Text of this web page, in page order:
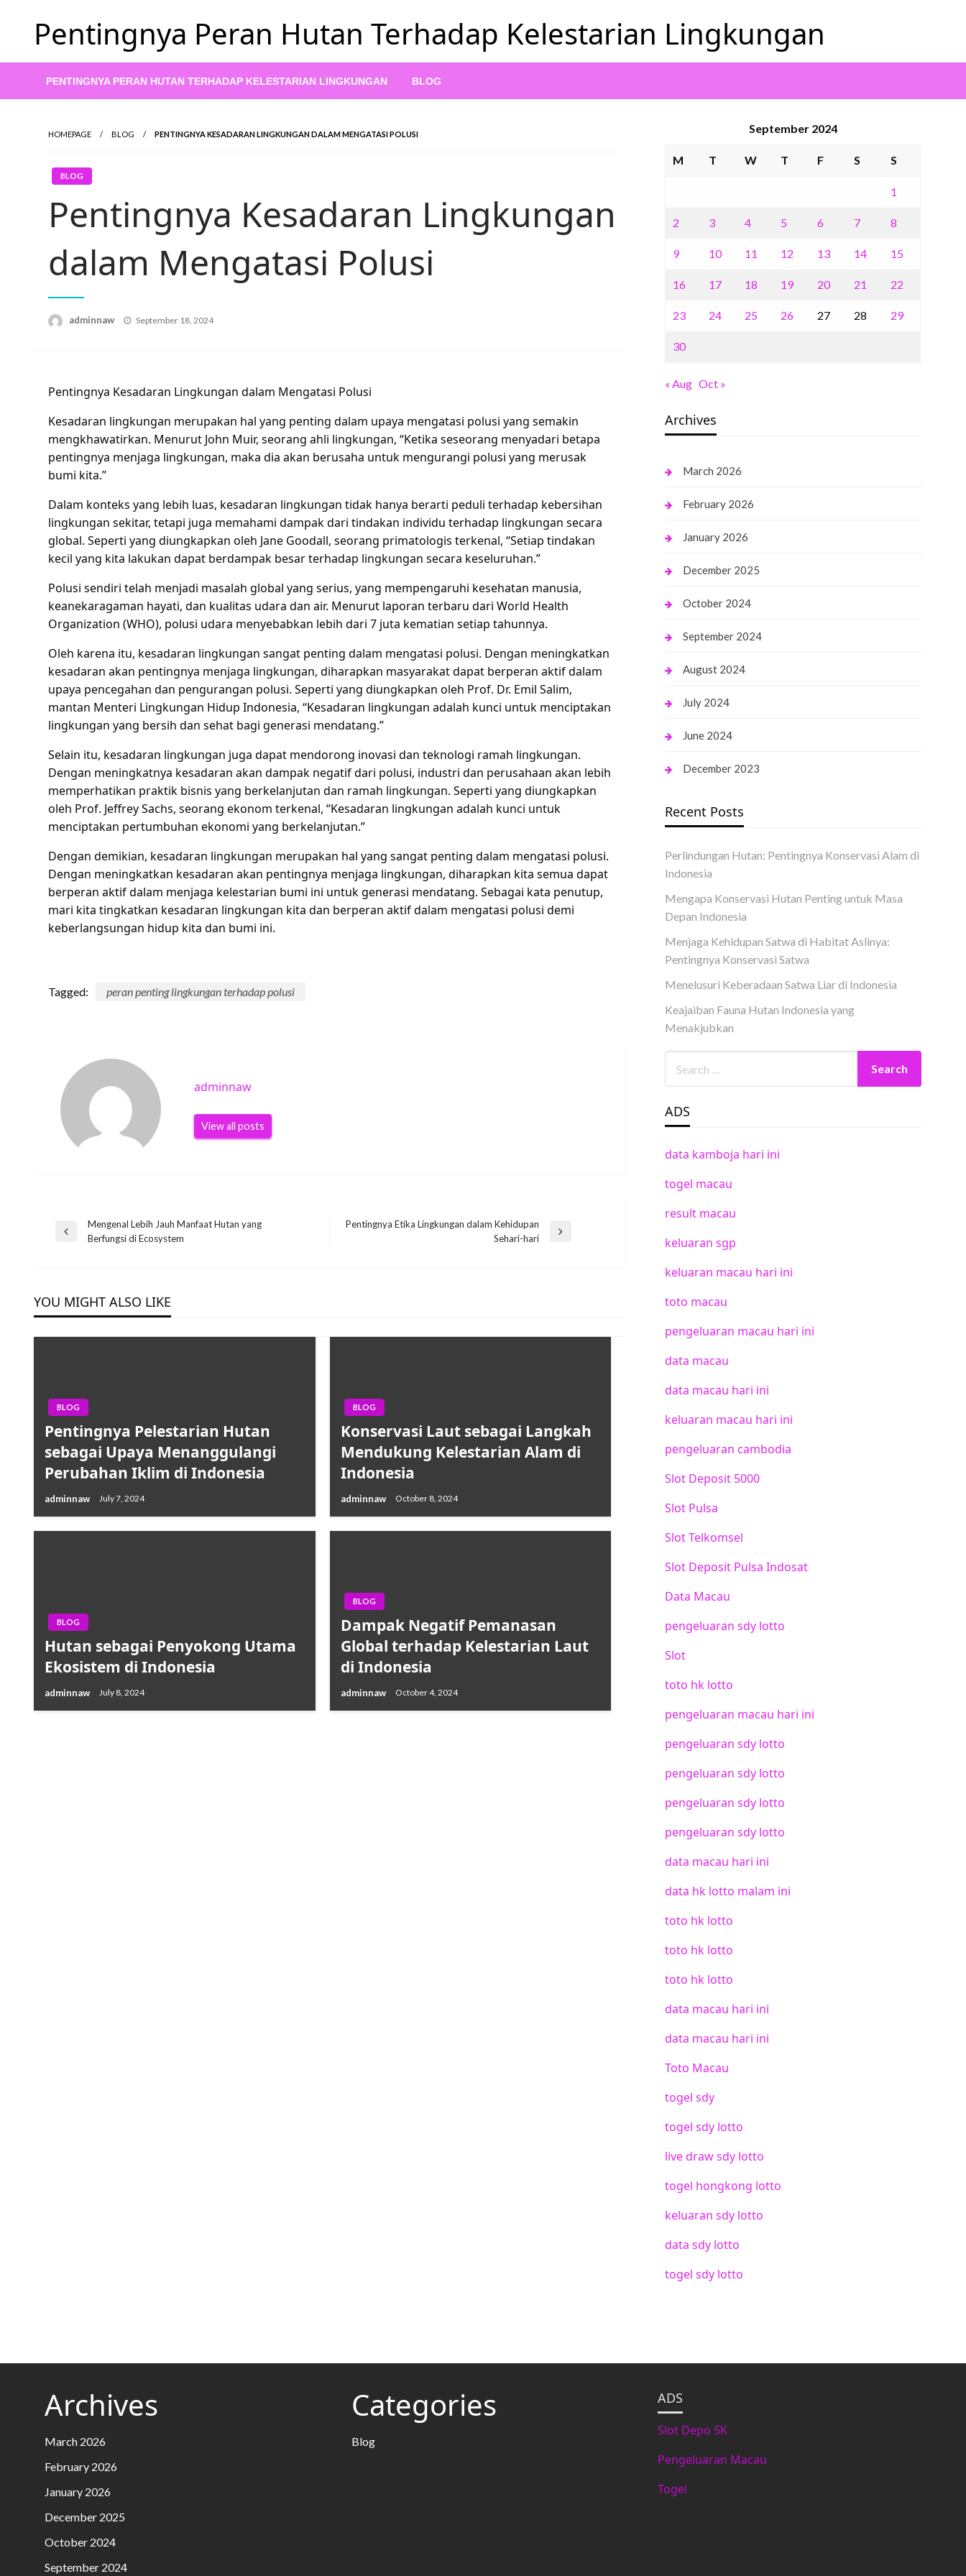
contentPentingnya Peran Hutan Terhadap Kelestarian Lingkungan
PENTINGNYA PERAN HUTAN TERHADAP KELESTARIAN LINGKUNGAN BLOG
HOMEPAGE BLOG PENTINGNYA KESADARAN LINGKUNGAN DALAM MENGATASI POLUSI
BLOG
Pentingnya Kesadaran Lingkungan
dalam Mengatasi Polusi
adminnaw
Posted
September 18, 2024
Pentingnya Kesadaran Lingkungan dalam Mengatasi Polusi
Kesadaran lingkungan merupakan hal yang penting dalam upaya mengatasi polusi yang semakin
mengkhawatirkan. Menurut John Muir, seorang ahli lingkungan, “Ketika seseorang menyadari betapa
pentingnya menjaga lingkungan, maka dia akan berusaha untuk mengurangi polusi yang merusak
bumi kita.”
Dalam konteks yang lebih luas, kesadaran lingkungan tidak hanya berarti peduli terhadap kebersihan
lingkungan sekitar, tetapi juga memahami dampak dari tindakan individu terhadap lingkungan secara
global. Seperti yang diungkapkan oleh Jane Goodall, seorang primatologis terkenal, “Setiap tindakan
kecil yang kita lakukan dapat berdampak besar terhadap lingkungan secara keseluruhan.”
Polusi sendiri telah menjadi masalah global yang serius, yang mempengaruhi kesehatan manusia,
keanekaragaman hayati, dan kualitas udara dan air. Menurut laporan terbaru dari World Health
Organization (WHO), polusi udara menyebabkan lebih dari 7 juta kematian setiap tahunnya.
Oleh karena itu, kesadaran lingkungan sangat penting dalam mengatasi polusi. Dengan meningkatkan
kesadaran akan pentingnya menjaga lingkungan, diharapkan masyarakat dapat berperan aktif dalam
upaya pencegahan dan pengurangan polusi. Seperti yang diungkapkan oleh Prof. Dr. Emil Salim,
mantan Menteri Lingkungan Hidup Indonesia, “Kesadaran lingkungan adalah kunci untuk menciptakan
lingkungan yang bersih dan sehat bagi generasi mendatang.”
Selain itu, kesadaran lingkungan juga dapat mendorong inovasi dan teknologi ramah lingkungan.
Dengan meningkatnya kesadaran akan dampak negatif dari polusi, industri dan perusahaan akan lebih
memperhatikan praktik bisnis yang berkelanjutan dan ramah lingkungan. Seperti yang diungkapkan
oleh Prof. Jeffrey Sachs, seorang ekonom terkenal, “Kesadaran lingkungan adalah kunci untuk
menciptakan pertumbuhan ekonomi yang berkelanjutan.”
Dengan demikian, kesadaran lingkungan merupakan hal yang sangat penting dalam mengatasi polusi.
Dengan meningkatkan kesadaran akan pentingnya menjaga lingkungan, diharapkan kita semua dapat
berperan aktif dalam menjaga kelestarian bumi ini untuk generasi mendatang. Sebagai kata penutup,
mari kita tingkatkan kesadaran lingkungan kita dan berperan aktif dalam mengatasi polusi demi
keberlangsungan hidup kita dan bumi ini.
Tagged: peran penting lingkungan terhadap polusi
adminnaw
View all posts
Post
Previous
Mengenal Lebih Jauh Manfaat Hutan yang
Berfungsi di Ecosystem
Pentingnya Etika Lingkungan dalam Kehidupan
Sehari-hari
YOU MIGHT ALSO LIKE
BLOG
Pentingnya Pelestarian Hutan
sebagai Upaya Menanggulangi
Perubahan Iklim di Indonesia
adminnaw July 7, 2024
BLOG
Konservasi Laut sebagai Langkah
Mendukung Kelestarian Alam di
Indonesia
adminnaw October 8, 2024
BLOG
Hutan sebagai Penyokong Utama
Ekosistem di Indonesia
adminnaw July 8, 2024
BLOG
Dampak Negatif Pemanasan
Global terhadap Kelestarian Laut
di Indonesia
adminnaw October 4, 2024
September 2024
M T W T F S S
1
2 3 4 5 6 7 8
9 10 11 12 13 14 15
16 17 18 19 20 21 22
23 24 25 26 27 28 29
30
« Aug Oct »
Archives
March 2026
February 2026
January 2026
December 2025
October 2024
September 2024
August 2024
July 2024
June 2024
December 2023
Recent Posts
Perlindungan Hutan: Pentingnya Konservasi Alam di
Indonesia
Mengapa Konservasi Hutan Penting untuk Masa
Depan Indonesia
Menjaga Kehidupan Satwa di Habitat Aslinya:
Pentingnya Konservasi Satwa
Menelusuri Keberadaan Satwa Liar di Indonesia
Keajaiban Fauna Hutan Indonesia yang
Menakjubkan
ADS
data kamboja hari ini
togel macau
result macau
keluaran sgp
keluaran macau hari ini
toto macau
pengeluaran macau hari ini
data macau
data macau hari ini
keluaran macau hari ini
pengeluaran cambodia
Slot Deposit 5000
Slot Pulsa
Slot Telkomsel
Slot Deposit Pulsa Indosat
Data Macau
pengeluaran sdy lotto
Slot
toto hk lotto
pengeluaran macau hari ini
pengeluaran sdy lotto
pengeluaran sdy lotto
pengeluaran sdy lotto
pengeluaran sdy lotto
data macau hari ini
data hk lotto malam ini
toto hk lotto
toto hk lotto
toto hk lotto
data macau hari ini
data macau hari ini
Toto Macau
togel sdy
togel sdy lotto
live draw sdy lotto
togel hongkong lotto
keluaran sdy lotto
data sdy lotto
togel sdy lotto
Archives
March 2026
February 2026
January 2026
December 2025
October 2024
September 2024
Categories
Blog
ADS
Slot Depo 5K
Pengeluaran Macau
Togel